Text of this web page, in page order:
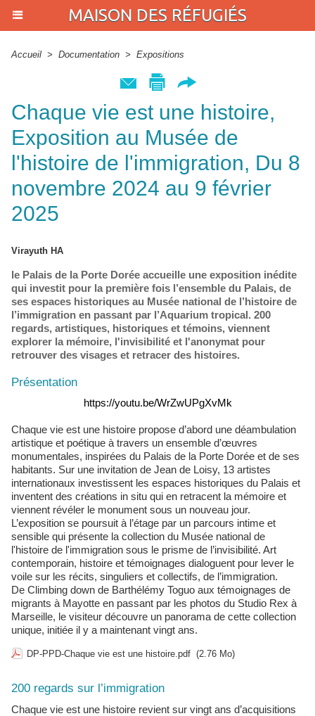
MAISON DES RÉFUGIÉS
Accueil > Documentation > Expositions
Chaque vie est une histoire,
Exposition au Musée de
l'histoire de l'immigration, Du 8
novembre 2024 au 9 février
2025
Virayuth HA
le Palais de la Porte Dorée accueille une exposition inédite
qui investit pour la première fois l’ensemble du Palais, de
ses espaces historiques au Musée national de l’histoire de
l’immigration en passant par l’Aquarium tropical. 200
regards, artistiques, historiques et témoins, viennent
explorer la mémoire, l'invisibilité et l'anonymat pour
retrouver des visages et retracer des histoires.
Présentation
https://youtu.be/WrZwUPgXvMk
Chaque vie est une histoire propose d’abord une déambulation
artistique et poétique à travers un ensemble d’œuvres
monumentales, inspirées du Palais de la Porte Dorée et de ses
habitants. Sur une invitation de Jean de Loisy, 13 artistes
internationaux investissent les espaces historiques du Palais et
inventent des créations in situ qui en retracent la mémoire et
viennent révéler le monument sous un nouveau jour.
L’exposition se poursuit à l’étage par un parcours intime et
sensible qui présente la collection du Musée national de
l'histoire de l'immigration sous le prisme de l’invisibilité. Art
contemporain, histoire et témoignages dialoguent pour lever le
voile sur les récits, singuliers et collectifs, de l’immigration.
De Climbing down de Barthélémy Toguo aux témoignages de
migrants à Mayotte en passant par les photos du Studio Rex à
Marseille, le visiteur découvre un panorama de cette collection
unique, initiée il y a maintenant vingt ans.
DP-PPD-Chaque vie est une histoire.pdf (2.76 Mo)
200 regards sur l’immigration
Chaque vie est une histoire revient sur vingt ans d’acquisitions